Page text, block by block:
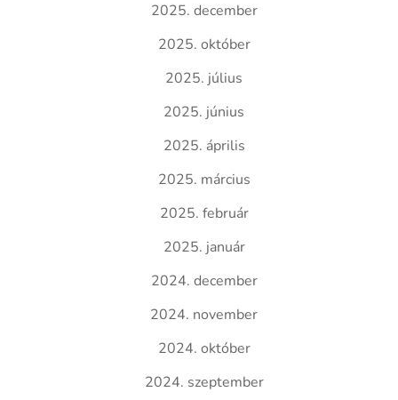
2025. december
2025. október
2025. július
2025. június
2025. április
2025. március
2025. február
2025. január
2024. december
2024. november
2024. október
2024. szeptember